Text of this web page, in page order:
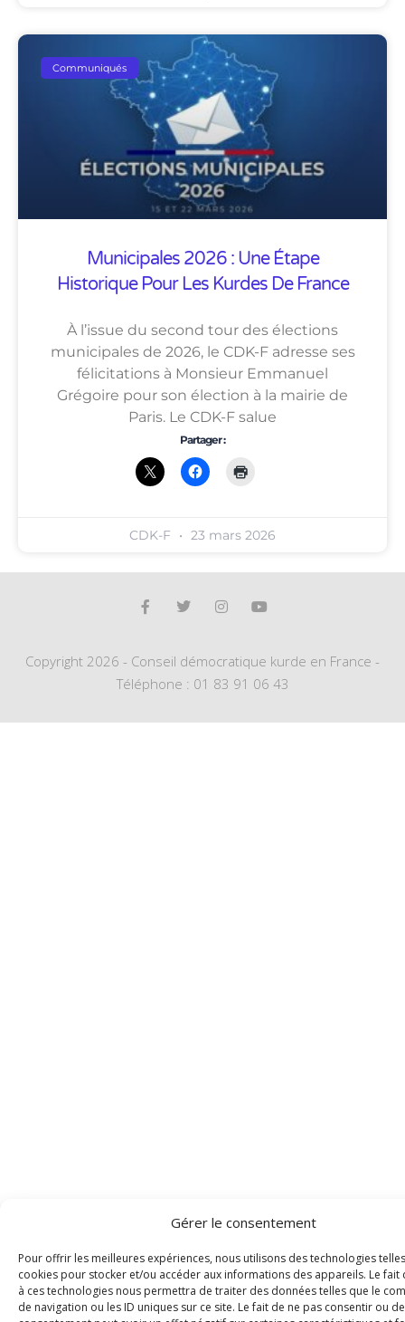
Gérer le consentement
Pour offrir les meilleures expériences, nous utilisons des technologies
cookies pour stocker et/ou accéder aux informations des appareils. Le fait
à ces technologies nous permettra de traiter des données telles que le
de navigation ou les ID uniques sur ce site. Le fait de ne pas consentir ou
Communiqués
Municipales 2026 : Une Étape
Historique Pour Les Kurdes De France
À l’issue du second tour des élections
municipales de 2026, le CDK-F adresse ses
félicitations à Monsieur Emmanuel
Grégoire pour son élection à la mairie de
Paris. Le CDK-F salue
Partager :
CDK-F 23 mars 2026
Copyright 2026 - Conseil démocratique kurde en France -
Téléphone : 01 83 91 06 43